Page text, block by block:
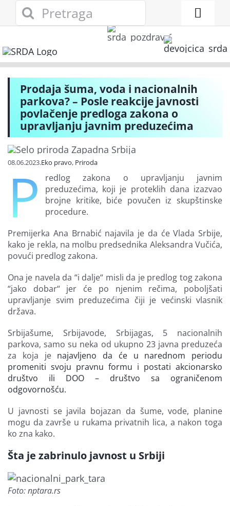
Search
for:
Toggle
Eko adresar
Eko pravo
Gde reciklirati
Akcije
Zelena privreda
Finansiranje
O nama
Prodaja šuma, voda i nacionalnih
parkova? – Posle reakcije javnosti
povlačenje predloga zakona o
upravljanju javnim preduzećima
08.06.2023.Eko pravo, Priroda
P
redlog zakona o upravljanju javnim
preduzećima, koji je proteklih dana izazvao
brojne kritike, biće povučen iz skupštinske
procedure.
Premijerka Ana Brnabić najavila je da će Vlada Srbije,
kako je rekla, na molbu predsednika Aleksandra Vučića,
povući predlog zakona.
Ona je navela da “i dalje“ misli da je predlog tog zakona
“jako dobar“ jer će po njenim rečima, poboljšati
upravljanje svim preduzećima čiji je većinski vlasnik
država.
Srbijašume, Srbijavode, Srbijagas, 5 nacionalnih
parkova, samo su neka od ukupno 23 javna preduzeća
za koja jenajavljeno da će u narednom periodu
promeniti svoju pravnu formu i postati akcionarsko
društvo ili DOO – društvo sa ograničenom
odgovornošću.
U javnosti se javila bojazan da šume, vode, planine
mogu da završe u rukama privatnih lica, a nakon toga
ko zna kako.
Šta je zabrinulo javnost u Srbiji
Foto: nptara.rs